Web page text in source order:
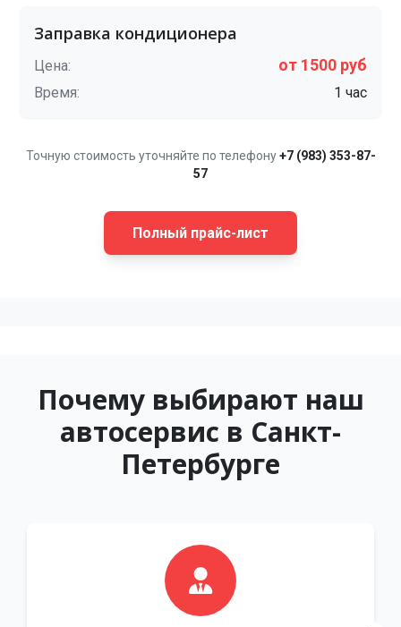
Заправка кондиционера
Цена: от 1500 руб
Время: 1 час
Точную стоимость уточняйте по телефону+7 (983) 353-87-
57
Полный прайс-лист
Почему выбирают наш
автосервис в Санкт-
Петербурге